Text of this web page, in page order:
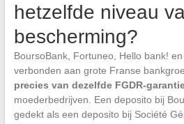
hetzelfde niveau
bescherming?
BoursoBank, Fortuneo, Hello bank!
verbonden aan grote Franse
precies van dezelfde FGDR-
moederbedrijven. Een deposito bij
gedekt als een deposito bij Société